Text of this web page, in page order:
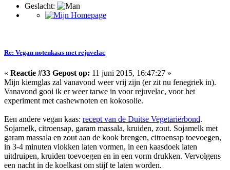
Geslacht:
Re: Vegan notenkaas met rejuvelac
« Reactie #33 Gepost op: 11 juni 2015, 16:47:27 »
Mijn kiemglas zal vanavond weer vrij zijn (er zit nu fenegriek in).
Vanavond gooi ik er weer tarwe in voor rejuvelac, voor het
experiment met cashewnoten en kokosolie.
Een andere vegan kaas: recept van de Duitse Vegetariërbond.
Sojamelk, citroensap, garam massala, kruiden, zout. Sojamelk met
garam massala en zout aan de kook brengen, citroensap toevoegen,
in 3-4 minuten vlokken laten vormen, in een kaasdoek laten
uitdruipen, kruiden toevoegen en in een vorm drukken. Vervolgens
een nacht in de koelkast om stijf te laten worden.